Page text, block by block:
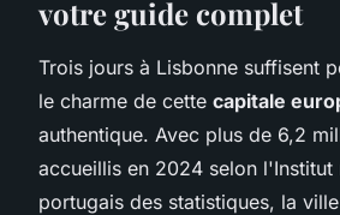
votre guide complet
Trois jours à Lisbonne suffisent
le charme de cette capitale
authentique. Avec plus de 6,2
accueillis en 2024 selon l'Institut
portugais des statistiques, la